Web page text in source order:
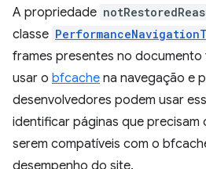
A propriedade
classe
frames presentes no
usar o bfcache na navegação e
desenvolvedores podem usar
identificar páginas que precisam
serem compatíveis com o
desempenho do site.